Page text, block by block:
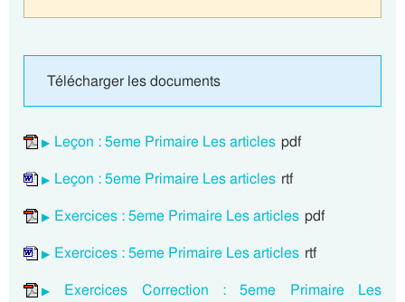
Télécharger les documents
Leçon : 5eme Primaire Les articles pdf
Leçon : 5eme Primaire Les articles rtf
Exercices : 5eme Primaire Les articles pdf
Exercices : 5eme Primaire Les articles rtf
Exercices Correction : 5eme Primaire Les